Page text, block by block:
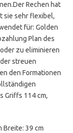
Rechen hat
sie sehr flexibel,
für: Golden
Plan des
zu eliminieren
streuen
den Formationen
Griffs 114 cm,
Breite: 39 cm